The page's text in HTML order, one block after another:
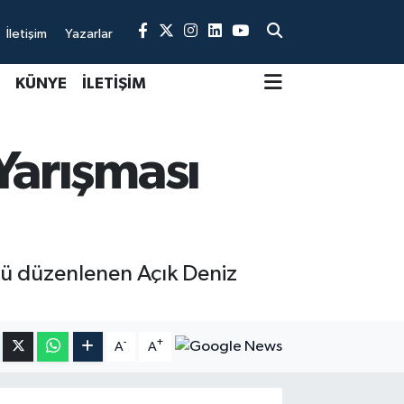
İletişim Yazarlar
KÜNYE İLETİŞİM
düzenlenen Açık Deniz
A- A+